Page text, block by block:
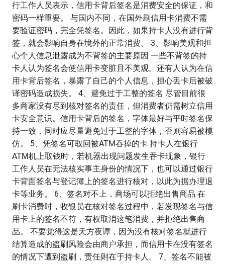
行工作人员表示，信用卡背后签名是消费安全的保证，和
密码一样重要。 与国内不同，在国外刷信用卡消费不需
要验证密码，完全凭签名。因此，如果持卡人没有进行背
签，就会影响自身在境外的正常消费。 3、影响美观和担
心个人信息泄露成为不背签的主要原因 一些不背签的持
卡人认为签名会使信用卡变脏且不美观。还有人认为在信
用卡背后签名，暴露了自己的个人信息，担心丢卡后被破
译密码造成损失。 4、避免过于工整的签名 尽管目前很
多商家没有尽到核对签名的责任，但消费者仍需树立信用
卡安全意识。信用卡背后的签名，字体最好与平时签名保
持一致，同时应尽量避免过于工整的字体，否则容易被模
仿。 5、凭签名可取回被ATM吞掉的卡 持卡人在银行
ATM机上取钱时，若机器出现问题发生吞卡现象，银行
工作人员在无法核实事主身份的情况下，也可以通过银行
卡背面签名与登记簿上的签名进行核对，以此为据办理退
卡等业务。 6、签名对不上，商场可以拒绝出售商品 在
刷卡消费时，收银员在核对签名过程中，若发现签名与信
用卡上的签名不符，有权取消这笔消费，并拒绝出售商
品。 不要觉得这是天方夜谭，因为没有核对签名就进行
结算造成的盗刷风险会由商户承担，而信用卡在没有签名
的情况下遭到盗刷，责任则在于持卡人。 7、签名不能被